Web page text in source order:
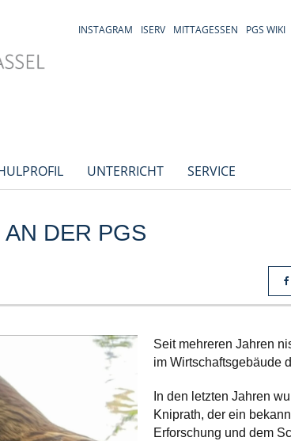
INSTAGRAM ISERV MITTAGESSEN PGS WIKI
UNTERRICHT SERVICE
DER PGS
Seit mehreren Jahren
im Wirtschaftsgebäude
In den letzten Jahren
Kniprath, der ein
Erforschung und dem